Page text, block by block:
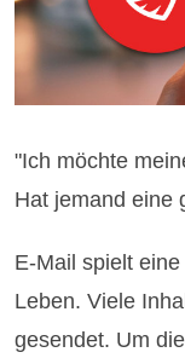
"Ich möchte
Hat jemand eine
E-Mail spielt
Leben. Viele
gesendet. Um